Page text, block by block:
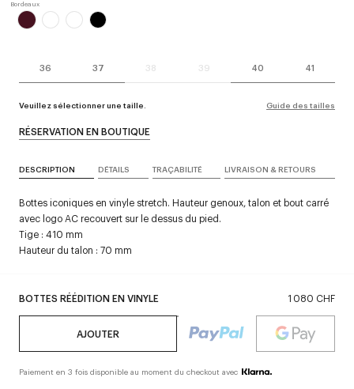
36 37 38 39 40 41
Veuillez sélectionner une taille. Guide des tailles
BOTTES RÉÉDITION EN VINYLE 1 080 CHF
AJOUTER
Paiement en 3 fois disponible au moment du checkout avec
RÉSERVATION EN BOUTIQUE
DESCRIPTION DÉTAILS TRAÇABILITÉ LIVRAISON & RETOURS
Bottes iconiques en vinyle stretch. Hauteur genoux, talon et bout carré
avec logo AC recouvert sur le dessus du pied.
Tige : 410 mm
Hauteur du talon : 70 mm